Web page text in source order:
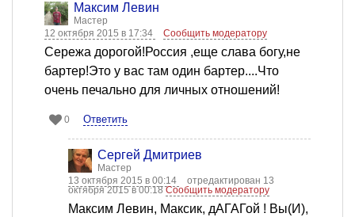
Максим Левин
Мастер
12 октября 2015 в 17:34
Сообщить модератору
Сережа дорогой!Россия ,еще слава богу,не
бартер!Это у вас там один бартер....Что
очень печально для личных отношений!
0 Ответить
Сергей Дмитриев
Мастер
13 октября 2015 в 00:14
отредактирован 13
октября 2015 в 00:18Сообщить модератору
Максим Левин, Максик, дАГАГой ! Вы(И),